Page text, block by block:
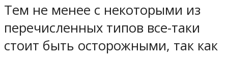
Тем не менее с некоторыми из
перечисленных типов все-таки
стоит быть осторожными, так как